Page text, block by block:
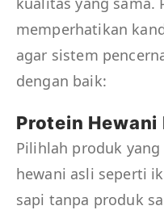
memperhatikan
agar sistem
dengan baik:
Protein
Pilihlah produk
hewani asli seperti
sapi tanpa produk